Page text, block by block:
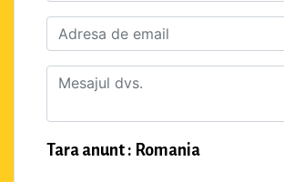
Tara anunt : Romania